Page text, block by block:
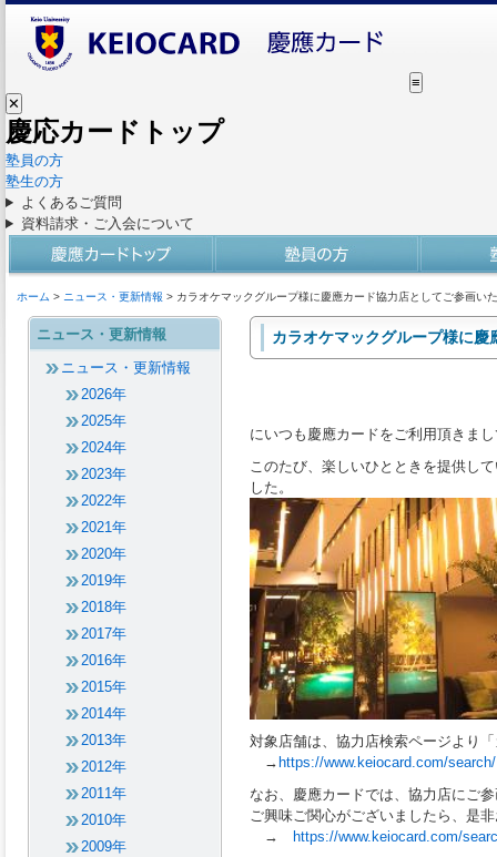
≡
✕
慶応カードトップ
塾員の方
塾生の方
よくあるご質問
資料請求・ご入会について
ホーム > ニュース・更新情報 > カラオケマックグループ様に慶應カード協力店としてご参画い
ニュース・更新情報
ニュース・更新情報
2026年
2025年
2024年
2023年
2022年
2021年
2020年
2019年
2018年
2017年
2016年
2015年
2014年
2013年
2012年
2011年
2010年
2009年
カラオケマックグループ様に
にいつも慶應カードをご利用頂きま
このたび、楽しいひとときを提供し
した。
対象店舗は、協力店検索ページより
→ https://www.keiocard.com/search/
なお、慶應カードでは、協力店にご
ご興味ご関心がございましたら、是
→
https://www.keiocard.com/